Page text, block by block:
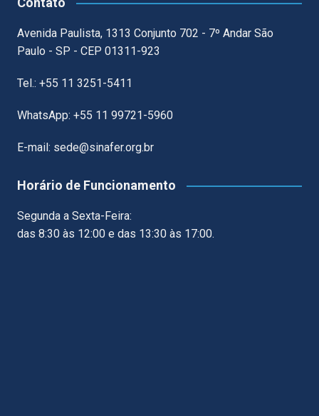
Avenida Paulista, 1313 Conjunto 702 - 7º Andar São
Paulo - SP - CEP 01311-923
Tel.: +55 11 3251-5411
WhatsApp: +55 11 99721-5960
E-mail: sede@sinafer.org.br
Horário de Funcionamento
Segunda a Sexta-Feira:
das 8:30 às 12:00 e das 13:30 às 17:00.